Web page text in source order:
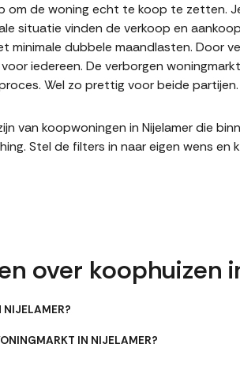
om de woning echt te koop te zetten.
situatie vinden de verkoop en
minimale dubbele maandlasten. Door
iedereen. De verborgen
Wel zo prettig voor beide partijen.
van koopwoningen in Nijelamer die
Stel de filters in naar eigen wens en
over koophuizen
NIJELAMER?
IN NIJELAMER?